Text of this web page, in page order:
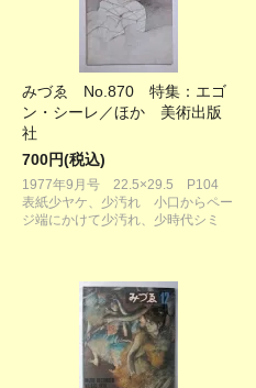
みづゑ No.870 特集：エゴ
ン・シーレ／ほか 美術出版
社
700円(税込)
1977年9月号 22.5×29.5 P104
表紙少ヤケ、少汚れ 小口からペー
ジ端にかけて少汚れ、少時代シミ